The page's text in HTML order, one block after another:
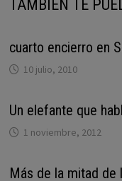
TAMBIÉN TE
cuarto encierro en
10 julio, 2010
Un elefante que
1 noviembre, 2012
Más de la mitad de